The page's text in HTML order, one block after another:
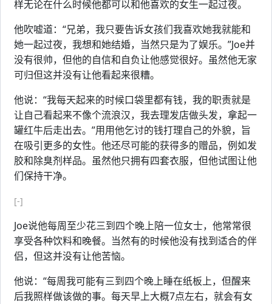
样无论在什么时候他都可以和他喜欢的女生一起过夜。
他吹嘘道：“兄弟，我只要告诉女孩们我喜欢她我就能和
她一起过夜，我想和她结婚，当然只是为了娱乐。”Joe并
没有很帅，但他的自信和自负让他感觉很好。虽然他无家
可归但这并没有让他看起来很糟。
他说：“我每天起来的时候口袋里都有钱，我的职责就是
让自己看起来不像个流浪汉，我去理发店做头发，拿起一
罐红牛后走出去。”用用他乞讨的钱打理自己的外貌，旨
在吸引更多的女性。他还尽可能的获得多的赠品，例如发
胶和除臭剂样品。虽然他只拥有四套衣服，但他试图让他
们保持干净。
[-]
Joe说他每周至少花三到四个晚上陪一位女士，他常常很
享受各种饮料和晚餐。当然有的时候他没有找到适合的伴
侣，但这并没有让他苦恼。
他说：“每周我可能有三到四个晚上睡在纸板上，但醒来
后我照样做该做的事。每天早上大概7点左右，就会有女